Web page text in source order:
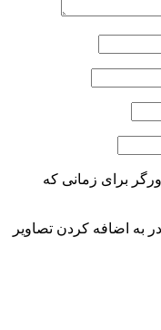
برای زمانی که
به اضافه کردن تصاویر